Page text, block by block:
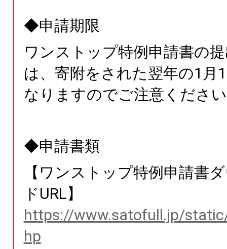
◆申請期限
ワンストップ特例申請書の
は、寄附をされた翌年の1月
なりますのでご注意くださ
◆申請書類
【ワンストップ特例申請書
ドURL】
https://www.satofull.jp/
hp